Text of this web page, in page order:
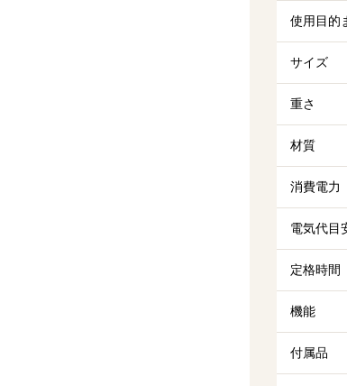
使用目的
サイズ
重さ
材質
消費電力
電気代目
定格時間
機能
付属品